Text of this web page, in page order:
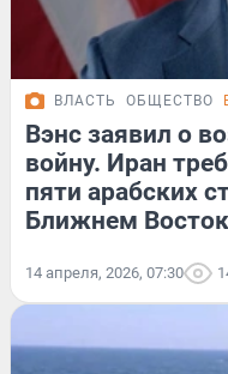
ВЛАСТЬ ОБЩЕСТВО
Вэнс заявил о
войну. Иран
пяти арабских
Ближнем
14 апреля, 2026, 07:30